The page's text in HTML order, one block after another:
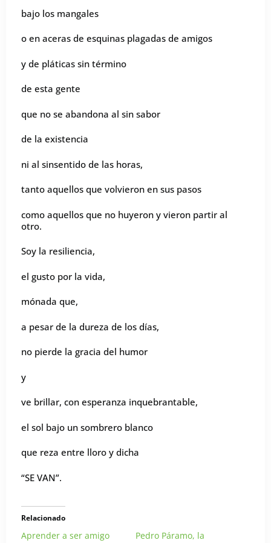
bajo los mangales
o en aceras de esquinas plagadas de amigos
y de pláticas sin término
de esta gente
que no se abandona al sin sabor
de la existencia
ni al sinsentido de las horas,
tanto aquellos que volvieron en sus pasos
como aquellos que no huyeron y vieron partir al
otro.
Soy la resiliencia,
el gusto por la vida,
mónada que,
a pesar de la dureza de los días,
no pierde la gracia del humor
y
ve brillar, con esperanza inquebrantable,
el sol bajo un sombrero blanco
que reza entre lloro y dicha
“SE VAN”.
Relacionado
Aprender a ser amigo
Pedro Páramo, la